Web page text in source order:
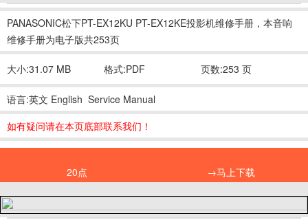
PANASONIC松下PT-EX12KU PT-EX12KE投影机维修手册，本音响
维修手册为电子版共253页
大小:31.07 MB 格式:PDF 页数:253 页
语言:英文 English Service Manual
如有疑问请在本页底部联系我们！
20点 →马上下载